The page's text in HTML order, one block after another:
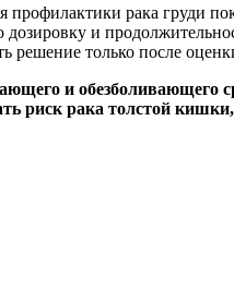
профилактики рака
и
решение только после
и обезболивающего
риск рака толстой кишки,